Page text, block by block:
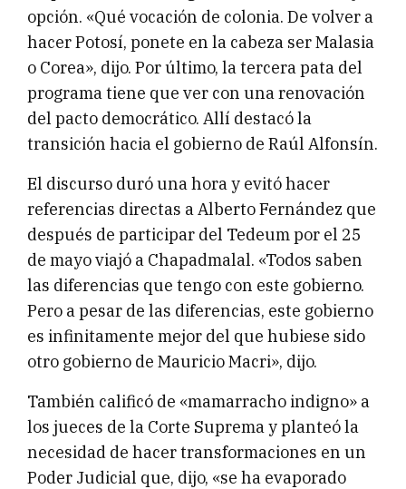
opción. «Qué vocación de colonia. De volver a
hacer Potosí, ponete en la cabeza ser Malasia
o Corea», dijo. Por último, la tercera pata del
programa tiene que ver con una renovación
del pacto democrático. Allí destacó la
transición hacia el gobierno de Raúl Alfonsín.
El discurso duró una hora y evitó hacer
referencias directas a Alberto Fernández que
después de participar del Tedeum por el 25
de mayo viajó a Chapadmalal. «Todos saben
las diferencias que tengo con este gobierno.
Pero a pesar de las diferencias, este gobierno
es infinitamente mejor del que hubiese sido
otro gobierno de Mauricio Macri», dijo.
También calificó de «mamarracho indigno» a
los jueces de la Corte Suprema y planteó la
necesidad de hacer transformaciones en un
Poder Judicial que, dijo, «se ha evaporado